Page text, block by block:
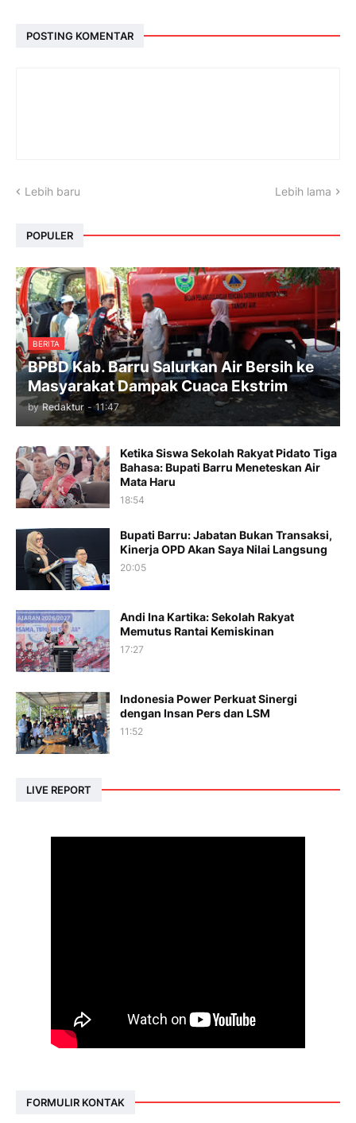
POSTING KOMENTAR
Lebih baru Lebih lama
POPULER
BERITA
BPBD Kab. Barru Salurkan Air Bersih ke
Masyarakat Dampak Cuaca Ekstrim
by Redaktur - 11:47
Ketika Siswa Sekolah Rakyat Pidato Tiga
Bahasa: Bupati Barru Meneteskan Air
Mata Haru
18:54
Bupati Barru: Jabatan Bukan Transaksi,
Kinerja OPD Akan Saya Nilai Langsung
20:05
Andi Ina Kartika: Sekolah Rakyat
Memutus Rantai Kemiskinan
17:27
Indonesia Power Perkuat Sinergi
dengan Insan Pers dan LSM
11:52
LIVE REPORT
FORMULIR KONTAK